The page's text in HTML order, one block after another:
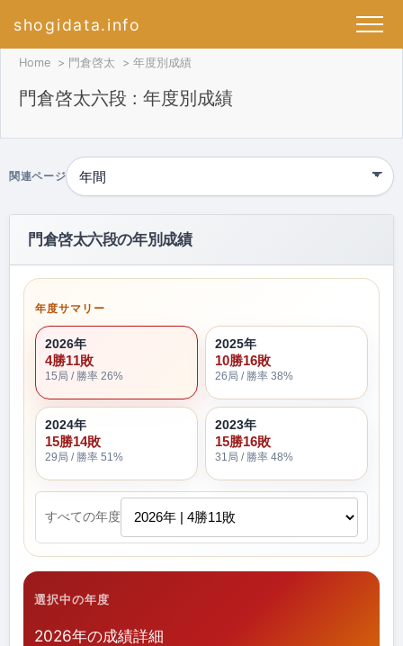
shogidata.info
Home 門倉啓太 年度別成績
門倉啓太六段 : 年度別成績
関連ページ
門倉啓太六段の年別成績
年度サマリー
2026年
4勝11敗
15局 / 勝率 26%
2025年
10勝16敗
26局 / 勝率 38%
2024年
15勝14敗
29局 / 勝率 51%
2023年
15勝16敗
31局 / 勝率 48%
すべての年度
選択中の年度
2026年の成績詳細